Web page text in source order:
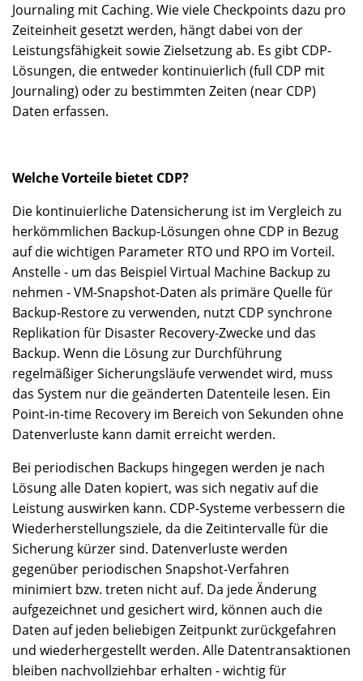
Journaling mit Caching. Wie viele Checkpoints dazu pro
Zeiteinheit gesetzt werden, hängt dabei von der
Leistungsfähigkeit sowie Zielsetzung ab. Es gibt CDP-
Lösungen, die entweder kontinuierlich (full CDP mit
Journaling) oder zu bestimmten Zeiten (near CDP)
Daten erfassen.
Welche Vorteile bietet CDP?
Die kontinuierliche Datensicherung ist im Vergleich zu
herkömmlichen Backup-Lösungen ohne CDP in Bezug
auf die wichtigen Parameter RTO und RPO im Vorteil.
Anstelle - um das Beispiel Virtual Machine Backup zu
nehmen - VM-Snapshot-Daten als primäre Quelle für
Backup-Restore zu verwenden, nutzt CDP synchrone
Replikation für Disaster Recovery-Zwecke und das
Backup. Wenn die Lösung zur Durchführung
regelmäßiger Sicherungsläufe verwendet wird, muss
das System nur die geänderten Datenteile lesen. Ein
Point-in-time Recovery im Bereich von Sekunden ohne
Datenverluste kann damit erreicht werden.
Bei periodischen Backups hingegen werden je nach
Lösung alle Daten kopiert, was sich negativ auf die
Leistung auswirken kann. CDP-Systeme verbessern die
Wiederherstellungsziele, da die Zeitintervalle für die
Sicherung kürzer sind. Datenverluste werden
gegenüber periodischen Snapshot-Verfahren
minimiert bzw. treten nicht auf. Da jede Änderung
aufgezeichnet und gesichert wird, können auch die
Daten auf jeden beliebigen Zeitpunkt zurückgefahren
und wiederhergestellt werden. Alle Datentransaktionen
bleiben nachvollziehbar erhalten - wichtig für